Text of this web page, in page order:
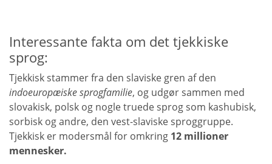
Interessante fakta om det tjekkiske
sprog:
Tjekkisk stammer fra den slaviske gren af den
indoeuropæiske sprogfamilie, og udgør sammen med
slovakisk, polsk og nogle truede sprog som kashubisk,
sorbisk og andre, den vest-slaviske sproggruppe.
Tjekkisk er modersmål for omkring 12 millioner
mennesker.